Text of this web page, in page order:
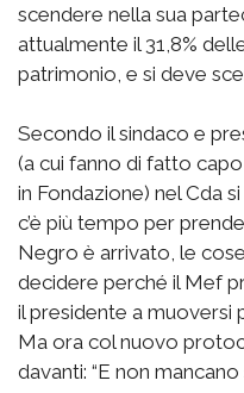
scendere nella sua
attualmente il 31,8%
patrimonio, e si deve
Secondo il sindaco e
(a cui fanno di fatto
in Fondazione) nel Cda
c’è più tempo per
Negro è arrivato, le
decidere perché il Mef
il presidente a muoversi
Ma ora col nuovo
davanti: “E non